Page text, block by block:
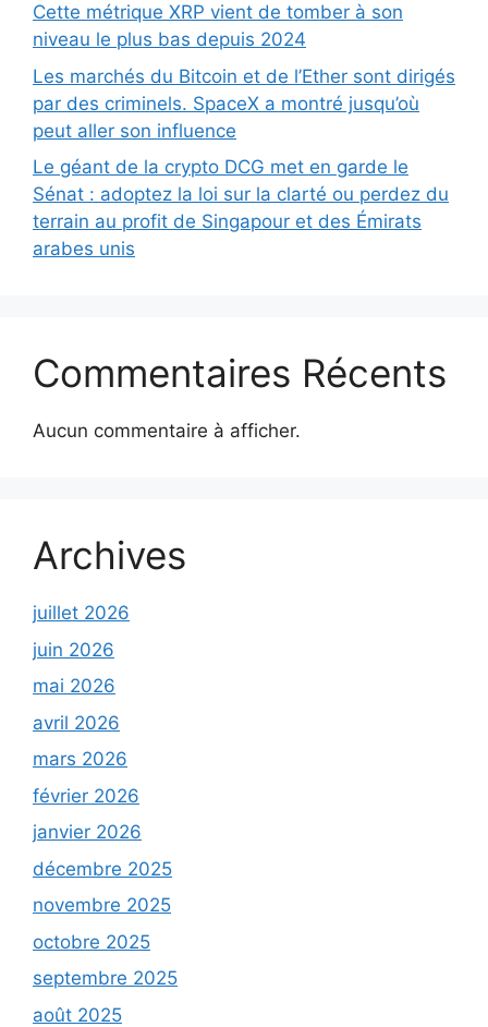
Cette métrique XRP vient de tomber à son
niveau le plus bas depuis 2024
Les marchés du Bitcoin et de l’Ether sont dirigés
par des criminels. SpaceX a montré jusqu’où
peut aller son influence
Le géant de la crypto DCG met en garde le
Sénat : adoptez la loi sur la clarté ou perdez du
terrain au profit de Singapour et des Émirats
arabes unis
Commentaires Récents
Aucun commentaire à afficher.
Archives
juillet 2026
juin 2026
mai 2026
avril 2026
mars 2026
février 2026
janvier 2026
décembre 2025
novembre 2025
octobre 2025
septembre 2025
août 2025